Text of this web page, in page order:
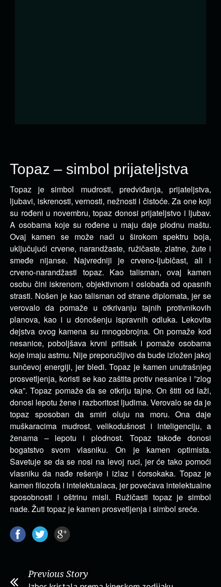
Topaz – simbol prijateljstva
Topaz je simbol mudrosti, predviđanja, prijateljstva,
ljubavi, iskrenosti, vernosti, nežnosti i čistoće. Za one koji
su rođeni u novembru, topaz donosi prijateljstvo i ljubav.
A osobama koje su rođene u maju daje plodnu maštu.
Ovaj kamen se može naći u širokom spektru boja,
uključujući crvene, narandžaste, ružičaste, zlatne, žute i
smeđe nijanse. Najvredniji je crveno-ljubičast, ali i
crveno-narandžasti topaz. Kao talisman, ovaj kamen
osobu čini iskrenom, objektivnom i oslobađa od opasnih
strasti. Nošen je kao talisman od strane diplomata, jer se
verovalo da pomaže u otkrivanju tajnih protivnikovih
planova, kao i u donošenju ispravnih odluka. Lekovita
dejstva ovog kamena su mnogobrojna. On pomaže kod
nesanice, poboljšava krvni pritisak i pomaže osobama
koje imaju astmu. Nije preporučljivo da bude izložen jakoj
sunčevoj energiji, jer bledi. Topaz je kamen unutrašnjeg
prosvetljenja, koristi se kao zaštita protiv nesanice i ”zlog
oka”. Topaz pomaže da se otkriju tajne. On štiti od laži,
donosi lepotu žene i razboritost ljudima. Verovalo se da je
topaz sposoban da smiri oluju na moru. Ona daje
muškaracima mudrost, velikodušnost i inteligenciju, a
ženama – lepotu i plodnost. Topaz takođe donosi
bogatstvo svom vlasniku. On je kamen optimista.
Savetuje se da se nosi na levoj ruci, jer će tako pomoći
vlasniku da nađe rešenje i izlaz i ćorsokaka. Topaz je
kamen filozofa i intelektualaca, jer povećava intelektualne
sposobnosti i oštrinu misli. Ružičasti topaz je simbol
nade. Žuti topaz je kamen prosvetljenja i simbol sreće.
Previous Story